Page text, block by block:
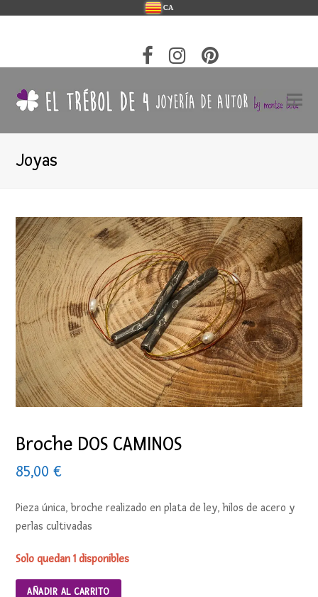
CA
Joyas
Broche DOS CAMINOS
85,00€
Pieza única, broche realizado en plata de ley, hilos de acero y
perlas cultivadas
Solo quedan 1 disponibles
AÑADIR AL CARRITO